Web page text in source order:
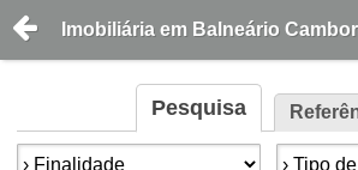
Imobiliária em Balneário
Pesquisa
Finalidade: Tipo de